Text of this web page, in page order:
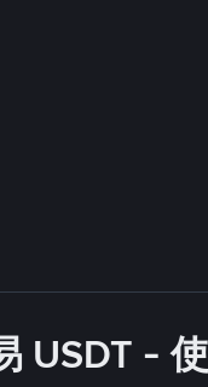
USDT -